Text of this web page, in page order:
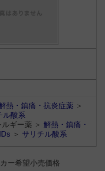
熱・鎮痛・抗炎症薬 ＞
ル酸系
ルギー薬 ＞解熱・鎮痛・
＞ サリチル酸系
ー希望小売価格